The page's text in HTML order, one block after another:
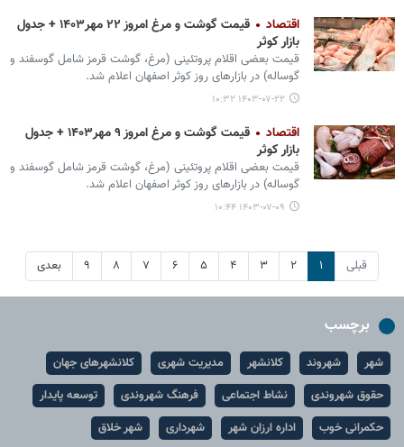
اقتصاد
قیمت گوشت و مرغ امروز ۲۲ مهر۱۴۰۳ + جدول
بازار کوثر
قیمت بعضی اقلام پروتئینی (مرغ، گوشت قرمز شامل گوسفند و
گوساله) در بازارهای روز کوثر اصفهان اعلام شد.
۱۴۰۳-۰۷-۲۲ ۱۰:۳۲
اقتصاد
قیمت گوشت و مرغ امروز ۹ مهر۱۴۰۳ + جدول
بازار کوثر
قیمت بعضی اقلام پروتئینی (مرغ، گوشت قرمز شامل گوسفند و
گوساله) در بازارهای روز کوثر اصفهان اعلام شد.
۱۴۰۳-۰۷-۰۹ ۱۰:۴۴
قبلی ۱ ۲ ۳ ۴ ۵ ۶ ۷ ۸ ۹ بعدی
برچسب
شهر شهروند کلانشهر مدیریت شهری
کلانشهرهای جهان
حقوق شهروندی
نشاط اجتماعی فرهنگ شهروندی
توسعه پایدار
حکمرانی خوب
اداره ارزان شهر شهرداری شهر خلاق